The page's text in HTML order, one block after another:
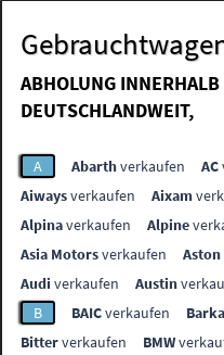
ABHOLUNG INNERHALB
DEUTSCHLANDWEIT,
A Abarthverkaufen AC
Aiwaysverkaufen Aixam
Alpinaverkaufen Alpine
Asia Motorsverkaufen
Audi verkaufen Austin
B
BAICverkaufen
Bitterverkaufen BMW